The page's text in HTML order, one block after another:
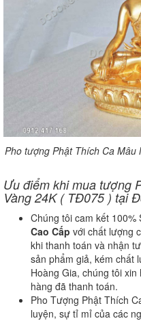
Pho tượng Phật Thích Ca
Ưu điểm khi mua tượng
Vàng 24K ( TĐ075 ) tại
Chúng tôi cam kết 100%
Cao Cấp với chất lượng
khi thanh toán và nhận
sản phẩm giả, kém chất
Hoàng Gia, chúng tôi
hàng đã thanh toán.
Pho Tượng Phật Thích
luyện, sự tỉ mỉ của các